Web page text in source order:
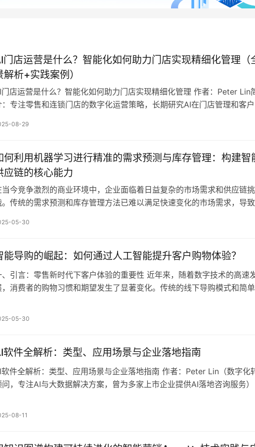
门店运营是什么？智能化如何助力门店实现精细化管理（
解析+实践案例）
店运营是什么？智能化如何助力门店实现精细化管理 作者：Peter Lin
：专注零售和连锁门店的数字化运营策略，长期研究AI在门店管理和客
08-29
何利用机器学习进行精准的需求预测与库存管理：构建智
应链的核心能力
当今竞争激烈的商业环境中，企业面临着日益复杂的市场需求和供应链挑
。传统的需求预测和库存管理方法已难以满足快速变化的市场需求，导
…
05-30
能导购的崛起：如何通过人工智能提升客户购物体验？
、引言：零售新时代下客户体验的重要性 近年来，随着数字技术的高速
，消费者的购物习惯和期望发生了显著变化。传统的线下导购模式和简
05-30
软件全解析：类型、应用场景与企业落地指南
软件全解析：类型、应用场景与企业落地指南 作者：Peter Lin（数字化
问，专注AI与大数据解决方案，曾为多家上市企业提供AI落地咨询服务
08-11